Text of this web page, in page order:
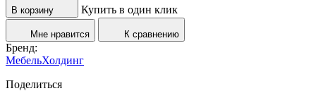
В корзину Купить в один клик
Мне нравится К сравнению
Бренд:
МебельХолдинг
Поделиться